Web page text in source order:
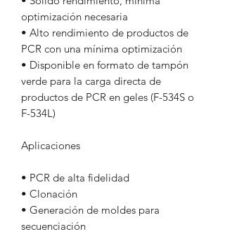
optimización necesaria
• Alto rendimiento de productos de
PCR con una mínima optimización
• Disponible en formato de tampón
verde para la carga directa de
productos de PCR en geles (F-534S o
F-534L)
Aplicaciones
• PCR de alta fidelidad
• Clonación
• Generación de moldes para
secuenciación